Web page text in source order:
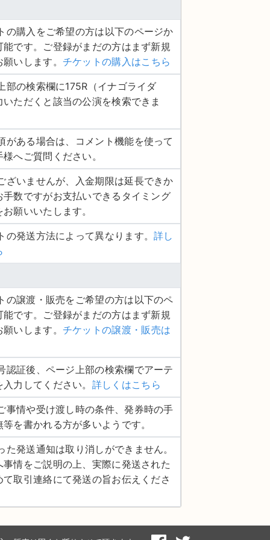
の購入をご希望の方は以下のページか
能です。ご登録がまだの方はまず新規
いします。 チケットの購入はこちら
部の検索欄に175R（イナゴライダ
いただくと該当の公演を検索できま
がある場合は、コメント機能を使って
へご質問ください。
ざいませんが、入金期限は延長できか
手数ですがお支払いできるタイミング
願いいたします。
の発送方法によって異なります。詳し
の譲渡・販売をご希望の方は以下のペ
能です。ご登録がまだの方はまず新規
いします。 チケットの譲渡・販売は
認証後、ページ上部の検索欄でアーテ
力してください。 詳しくはこちら
事情や受け渡し時の条件、発券時の手
を書かれる方が多いようです。
た発送通知は取り消しができません。
事情をご説明の上、実際に発送された
て取引連絡にて発送の旨お伝えくださ